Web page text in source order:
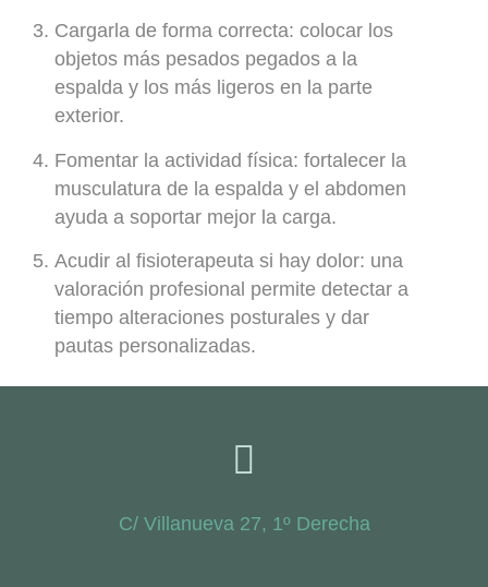
Cargarla de forma correcta: colocar los
objetos más pesados pegados a la
espalda y los más ligeros en la parte
exterior.
Fomentar la actividad física: fortalecer la
musculatura de la espalda y el abdomen
ayuda a soportar mejor la carga.
Acudir al fisioterapeuta si hay dolor: una
valoración profesional permite detectar a
tiempo alteraciones posturales y dar
pautas personalizadas.
C/ Villanueva 27, 1º Derecha